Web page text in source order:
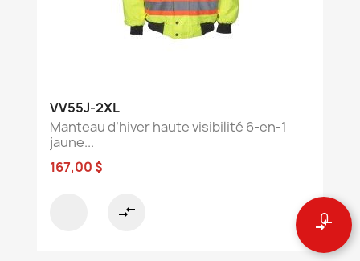
0
compare_arrows
VV55J-2XL
Manteau d’hiver haute visibilité 6-en-1
jaune...
167,00 $
compare_arrows